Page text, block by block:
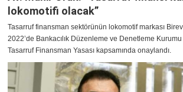
lokomotifi olacak”
Tasarruf finansman sektörünün lokomotif markası
2022’de Bankacılık Düzenleme ve Denetleme
Tasarruf Finansman Yasası kapsamında onaylandı.